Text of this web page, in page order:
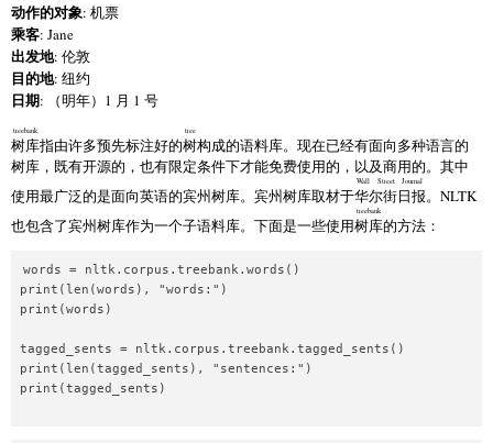
动作的对象: 机票
乘客: Jane
出发地: 伦敦
目的地: 纽约
日期: （明年）1 月 1 号
树库
treebank
指由许多预先标注好的树
tree
构成的语料库。现在已经有面向多种语言的
树库，既有开源的，也有限定条件下才能免费使用的，以及商用的。其中
使用最广泛的是面向英语的宾州树库。宾州树库取材于华尔街日报
Wall Street Journal
。NLTK
也包含了宾州树库作为一个子语料库。下面是一些使用树库
treebank
的方法：
words = nltk.corpus.treebank.words()
print(len(words), "words:")
print(words)
tagged_sents = nltk.corpus.treebank.tagged_sents()
print(len(tagged_sents), "sentences:")
print(tagged_sents)